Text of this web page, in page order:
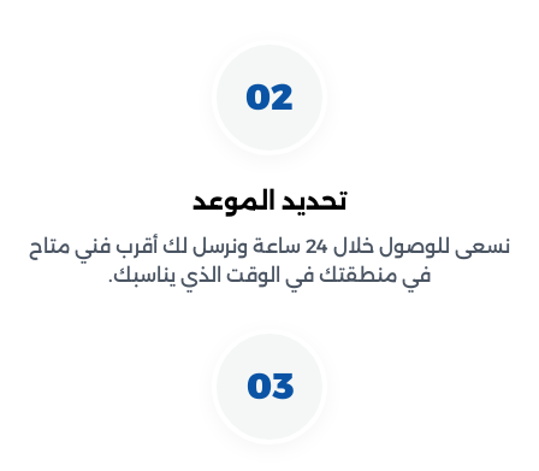
02
تحديد الموعد
نسعى للوصول خلال 24 ساعة ونرسل لك أقرب فني متاح
في منطقتك في الوقت الذي يناسبك.
03